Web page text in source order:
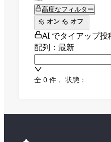
高度なフィルター
オン
オフ
AI でタイアップ
配列：最新
全 0 件 ， 状態：